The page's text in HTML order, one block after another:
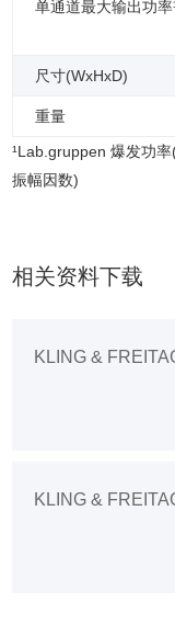
单通道最大输出功率
尺寸(WxHxD)
重量
¹Lab.gruppen 爆发功
振幅因数)
相关资料下载
KLING &
KLING &